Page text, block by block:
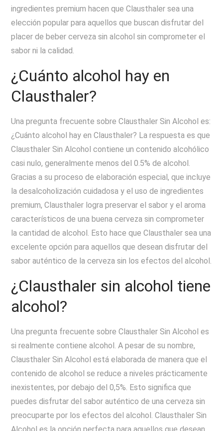
ingredientes premium hacen que Clausthaler sea una
elección popular para aquellos que buscan disfrutar del
placer de beber cerveza sin alcohol sin comprometer el
sabor ni la calidad.
¿Cuánto alcohol hay en
Clausthaler?
Una pregunta frecuente sobre Clausthaler Sin Alcohol es:
¿Cuánto alcohol hay en Clausthaler? La respuesta es que
Clausthaler Sin Alcohol contiene un contenido alcohólico
casi nulo, generalmente menos del 0.5% de alcohol.
Gracias a su proceso de elaboración especial, que incluye
la desalcoholización cuidadosa y el uso de ingredientes
premium, Clausthaler logra preservar el sabor y el aroma
característicos de una buena cerveza sin comprometer
la cantidad de alcohol. Esto hace que Clausthaler sea una
excelente opción para aquellos que desean disfrutar del
sabor auténtico de la cerveza sin los efectos del alcohol.
¿Clausthaler sin alcohol tiene
alcohol?
Una pregunta frecuente sobre Clausthaler Sin Alcohol es
si realmente contiene alcohol. A pesar de su nombre,
Clausthaler Sin Alcohol está elaborada de manera que el
contenido de alcohol se reduce a niveles prácticamente
inexistentes, por debajo del 0,5%. Esto significa que
puedes disfrutar del sabor auténtico de una cerveza sin
preocuparte por los efectos del alcohol. Clausthaler Sin